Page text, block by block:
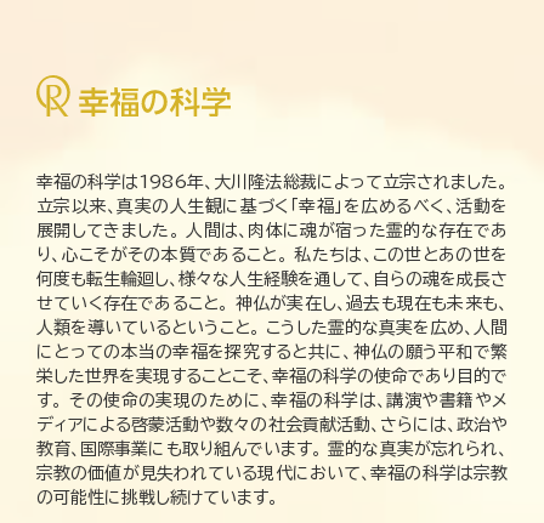
幸福の科学は1986年、大川隆法総裁によって立宗されました。
立宗以来、真実の人生観に基づく「幸福」を広めるべく、活動を
展開してきました。 人間は、肉体に魂が宿った霊的な存在であ
り、心こそがその本質であること。 私たちは、この世とあの世を
何度も転生輪廻し、様々な人生経験を通して、自らの魂を成長さ
せていく存在であること。 神仏が実在し、過去も現在も未来も、
人類を導いているということ。 こうした霊的な真実を広め、人間
にとっての本当の幸福を探究すると共に、神仏の願う平和で繁
栄した世界を実現することこそ、幸福の科学の使命であり目的で
す。 その使命の実現のために、幸福の科学は、講演や書籍やメ
ディアによる啓蒙活動や数々の社会貢献活動、さらには、政治や
教育、国際事業にも取り組んでいます。 霊的な真実が忘れられ、
宗教の価値が見失われている現代において、幸福の科学は宗教
の可能性に挑戦し続けています。